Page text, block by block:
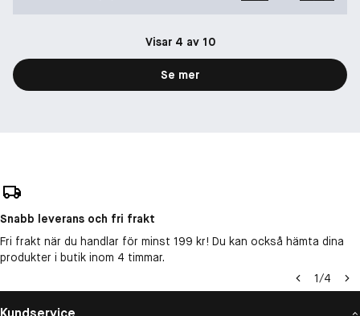
Visar 4 av 10
Se mer
Snabb leverans och fri frakt
Fri frakt när du handlar för minst 199 kr! Du kan också hämta dina
produkter i butik inom 4 timmar.
1/4